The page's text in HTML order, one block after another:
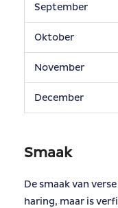
September
Oktober
November
December
Smaak
De smaak van
haring, maar is